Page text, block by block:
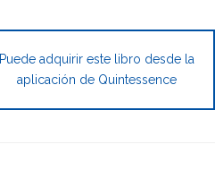
Puede adquirir este libro desde la
aplicación de Quintessence